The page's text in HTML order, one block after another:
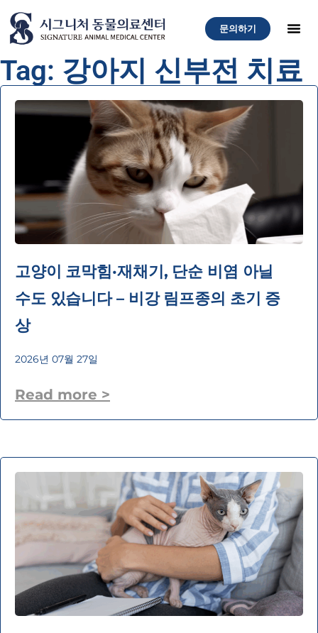
문의하기
Tag: 강아지 신부전 치료
고양이 코막힘·재채기, 단순 비염 아닐
수도 있습니다 – 비강 림프종의 초기 증
상
2026년 07월 27일
Read more >